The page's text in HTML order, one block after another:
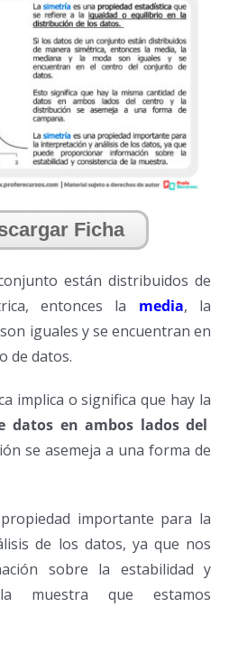
Ficha
están distribuidos de
entonces la media, la
son iguales y se encuentran en
de datos.
implica o significa que hay la
datos en ambos lados del
se asemeja a una forma de
importante para la
de los datos, ya que nos
sobre la estabilidad y
muestra que estamos